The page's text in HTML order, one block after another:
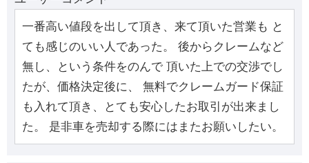
一番高い値段を出して頂き、来て頂いた営業も と
ても感じのいい人であった。 後からクレームなど
無し、という条件をのんで 頂いた上での交渉でし
たが、価格決定後に、 無料でクレームガード保証
も入れて頂き、とても安心したお取引が出来まし
た。 是非車を売却する際にはまたお願いしたい。